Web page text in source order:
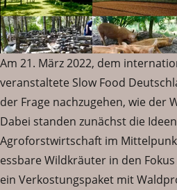
Am 21. März 2022, dem
veranstaltete Slow Food
der Frage nachzugehen, wie der
Dabei standen zunächst die
Agroforstwirtschaft im
essbare Wildkräuter in den
ein Verkostungspaket mit